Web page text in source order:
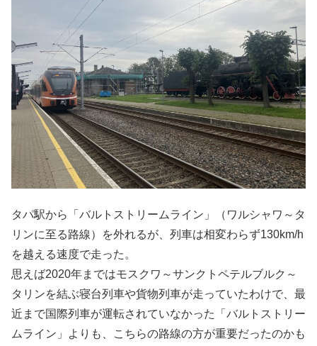
タパ駅から「バルトストリームライン」（ワルシャワ～タ
リンに至る路線）を外れるが、列車は相変わらず130km/h
を越える速度で走った。
思えば2020年まではモスクワ～サンクトペテルブルク～
タリンを結ぶ寝台列車や貨物列車が走っていたわけで、最
近まで国際列車が運転されていなかった「バルトストリー
ムライン」よりも、こちらの路線の方が重要だったのかも